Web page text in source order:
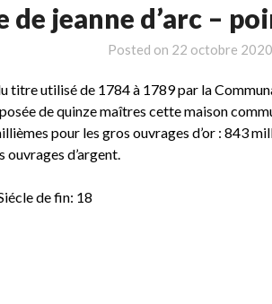
de jeanne d’arc –
Posted on 22 octobre 2020
titre utilisé de 1784 à 1789 par la
de quinze maîtres cette maison
pour les gros ouvrages d’or : 843
d’argent.
de fin: 18